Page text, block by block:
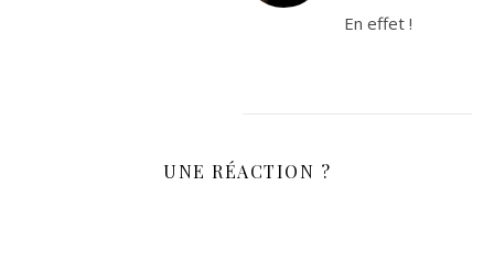
En effet !
UNE RÉACTION ?